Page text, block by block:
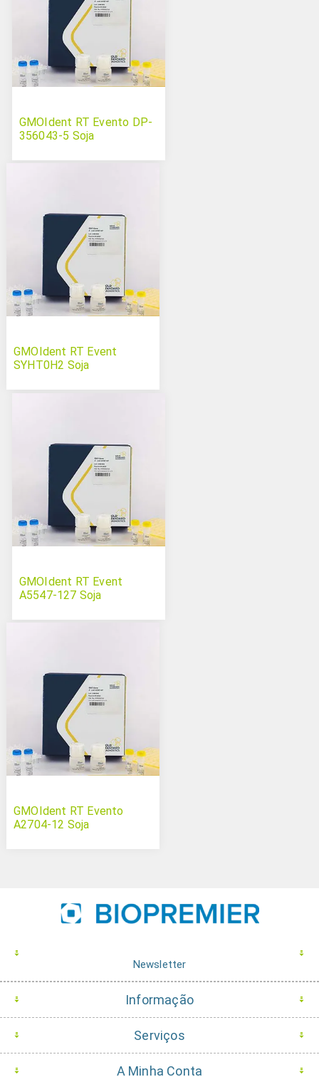
GMOIdent RT Evento DP-
356043-5 Soja
GMOIdent RT Event
SYHT0H2 Soja
GMOIdent RT Event
A5547-127 Soja
GMOIdent RT Evento
A2704-12 Soja
Newsletter
Informação
Serviços
A Minha Conta